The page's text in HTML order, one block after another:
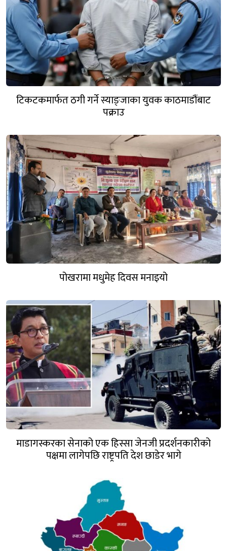
टिकटकमार्फत ठगी गर्ने स्याङ्जाका युवक काठमाडौंबाट
पक्राउ
पोखरामा मधुमेह दिवस मनाइयो
माडागस्करका सेनाको एक हिस्सा जेनजी प्रदर्शनकारीको
पक्षमा लागेपछि राष्ट्रपति देश छाडेर भागे